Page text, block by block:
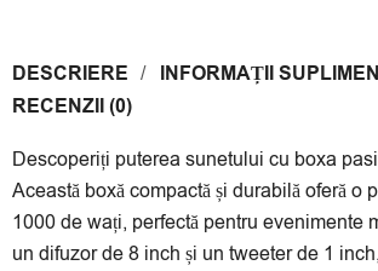
4 luni:569 lei/lună
6 luni:379.33 lei/lună
*Prețul calculat este cu caracter informativ, rata finală
secțiunea Plata în rate prin Netopia Payments!
DESCRIERE
INFORMAȚII
RECENZII (0)
Descoperiți puterea sunetului cu boxa
Această boxă compactă și durabilă oferă o
1000 de wați, perfectă pentru evenimente
un difuzor de 8 inch și un tweeter de 1